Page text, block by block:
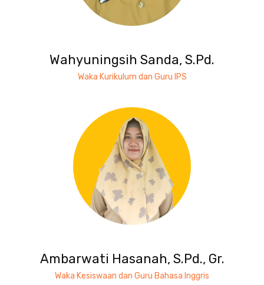
Wahyuningsih Sanda, S.Pd.
Waka Kurikulum dan Guru IPS
Ambarwati Hasanah, S.Pd., Gr.
Waka Kesiswaan dan Guru Bahasa Inggris